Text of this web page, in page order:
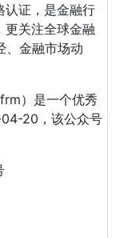
认证，是金融行
更关注全球金融
、金融市场动
）是一个优秀
20，该公众号